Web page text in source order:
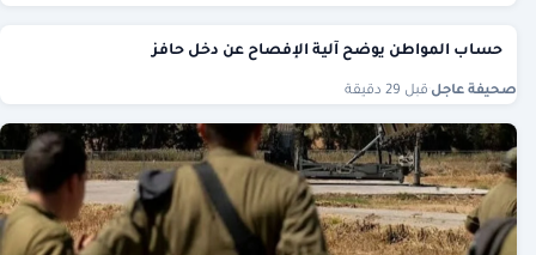
حساب المواطن يوضح آلية الإفصاح عن دخل حافز
صحيفة عاجل قبل 29 دقيقة